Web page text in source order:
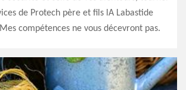
de Protech père et fils lA Labastide
compétences ne vous décevront pas.